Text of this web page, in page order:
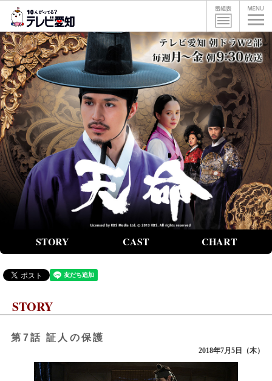
STORY CAST CHART
STORY
第7話 証人の保護
2018年7月5日（木）